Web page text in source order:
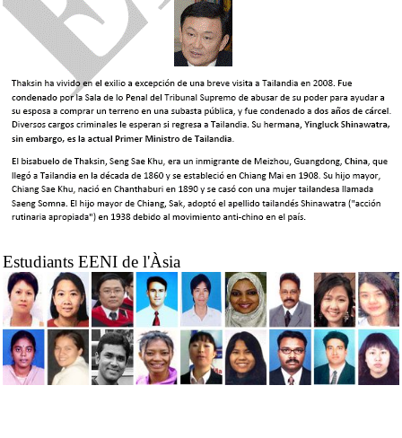
Estudiants EENI de l'Àsia